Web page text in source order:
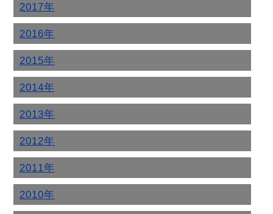
2017年
2016年
2015年
2014年
2013年
2012年
2011年
2010年